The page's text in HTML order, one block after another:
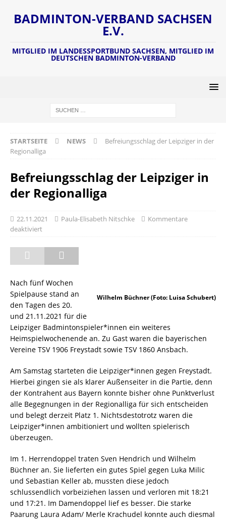
BADMINTON-VERBAND SACHSEN
E.V.
MITGLIED IM LANDESSPORTBUND SACHSEN, MITGLIED IM
DEUTSCHEN BADMINTON-VERBAND
STARTSEITE NEWS
Befreiungsschlag der Leipziger in der
Regionalliga
Befreiungsschlag der Leipziger in
der Regionalliga
22.11.2021 Paula-Elisabeth Nitschke
Kommentare
deaktiviert
Wilhelm Büchner (Foto: Luisa Schubert)
Nach fünf Wochen
Spielpause stand an
den Tagen des 20.
und 21.11.2021 für die
Leipziger Badmintonspieler*innen ein weiteres
Heimspielwochenende an. Zu Gast waren die bayerischen
Vereine TSV 1906 Freystadt sowie TSV 1860 Ansbach.
Am Samstag starteten die Leipziger*innen gegen Freystadt.
Hierbei gingen sie als klarer Außenseiter in die Partie, denn
der Kontrahent aus Bayern konnte bisher ohne Punktverlust
alle Begegnungen in der Regionalliga für sich entscheiden
und belegt derzeit Platz 1. Nichtsdestotrotz waren die
Leipziger*innen ambitioniert und wollten spielerisch
überzeugen.
Im 1. Herrendoppel traten Sven Hendrich und Wilhelm
Büchner an. Sie lieferten ein gutes Spiel gegen Luka Milic
und Sebastian Keller ab, mussten diese jedoch
schlussendlich vorbeiziehen lassen und verloren mit 18:21
und 17:21. Im Damendoppel lief es besser. Die starke
Paarung Laura Adam/ Merle Krachudel konnte auch diesmal